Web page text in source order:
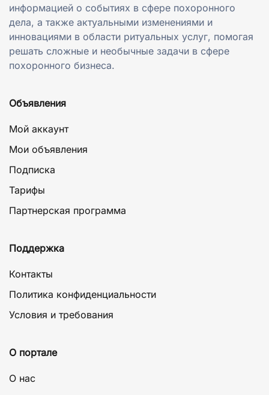
информацией о событиях в сфере похоронного
дела, а также актуальными изменениями и
инновациями в области ритуальных услуг, помогая
решать сложные и необычные задачи в сфере
похоронного бизнеса.
Объявления
Мой аккаунт
Мои объявления
Подписка
Тарифы
Партнерская программа
Поддержка
Контакты
Политика конфиденциальности
Условия и требования
О портале
О нас